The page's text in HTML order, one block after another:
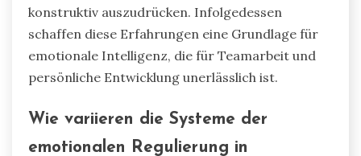
konstruktiv auszudrücken. Infolgedessen
schaffen diese Erfahrungen eine Grundlage für
emotionale Intelligenz, die für Teamarbeit und
persönliche Entwicklung unerlässlich ist.
Wie variieren die Systeme der
emotionalen Regulierung in